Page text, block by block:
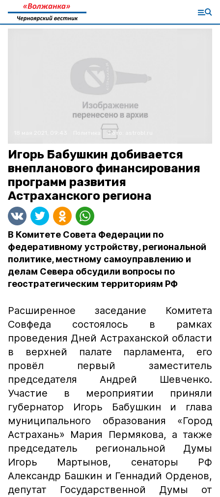
Фото:
Игорь Бабушкин добивается
внепланового финансирования
программ развития
Астраханского региона
В Комитете Совета Федерации по
федеративному устройству, региональной
политике, местному самоуправлению и
делам Севера обсудили вопросы по
геостратегическим территориям РФ
Расширенное заседание Комитета
Совфеда состоялось в рамках
проведения Дней Астраханской области
в верхней палате парламента, его
провёл первый заместитель
председателя Андрей Шевченко.
Участие в мероприятии приняли
губернатор Игорь Бабушкин и глава
муниципального образования «Город
Астрахань» Мария Пермякова, а также
председатель региональной Думы
Игорь Мартынов, сенаторы РФ
Александр Башкин и Геннадий Орденов,
депутат Государственной Думы от